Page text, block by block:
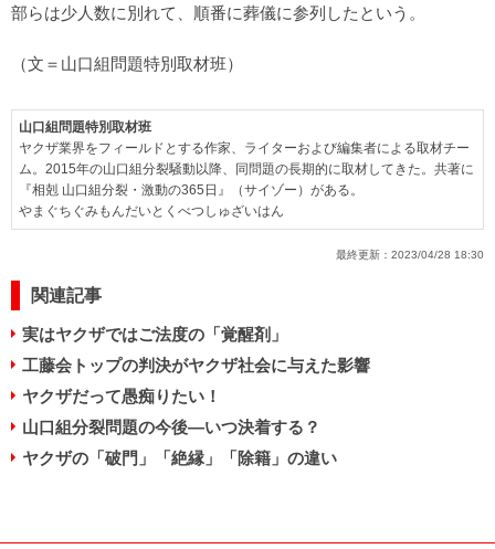
部らは少人数に別れて、順番に葬儀に参列したという。
（文＝山口組問題特別取材班）
山口組問題特別取材班
ヤクザ業界をフィールドとする作家、ライターおよび編集者による取材チー
ム。2015年の山口組分裂騒動以降、同問題の長期的に取材してきた。共著に
『相剋 山口組分裂・激動の365日』（サイゾー）がある。
やまぐちぐみもんだいとくべつしゅざいはん
最終更新： 2023/04/28 18:30
関連記事
実はヤクザではご法度の「覚醒剤」
工藤会トップの判決がヤクザ社会に与えた影響
ヤクザだって愚痴りたい！
山口組分裂問題の今後―いつ決着する？
ヤクザの「破門」「絶縁」「除籍」の違い